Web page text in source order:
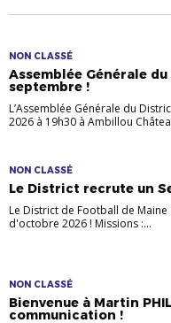
NON CLASSÉ
Assemblée Générale
septembre !
L’Assemblée Générale du
2026 à 19h30 à Ambillou
NON CLASSÉ
Le District recrute un
Le District de Football de
d'octobre 2026 ! Missions :...
NON CLASSÉ
Bienvenue à Martin
communication !